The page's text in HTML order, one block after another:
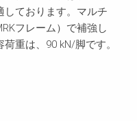
しております。マルチ
フレーム）で補強し
重は、90 kN/脚です。